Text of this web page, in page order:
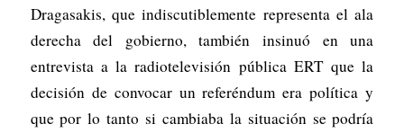
Dragasakis, que indiscutiblemente representa el ala
derecha del gobierno, también insinuó en una
entrevista a la radiotelevisión pública ERT que la
decisión de convocar un referéndum era política y
que por lo tanto si cambiaba la situación se podría